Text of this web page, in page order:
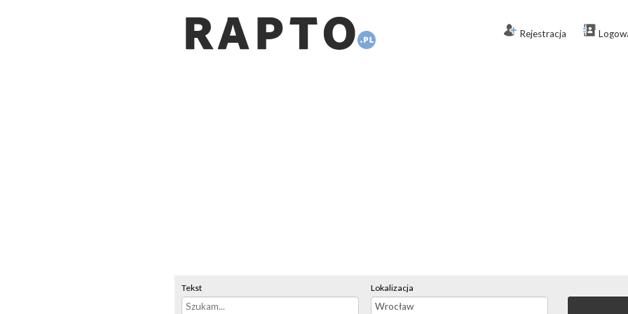
Rejestracja
Tekst Lokalizacja